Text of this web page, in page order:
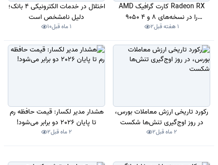
AMD کارت گرافیک Radeon RX
9050 را در نسخه‌های 8 و 4
گیگابایتی آماده می‌کند
1 هفته قبل 2
اختلال در خدمات الکترونیکی 4 بانک؛
دلیل نامشخص است
1 ماه قبل 10
رکورد تاریخی ارزش معاملات بورس،
در روز اوج‌گیری تنش‌ها شکست
2 ماه قبل 2
هشدار مدیر لکسار: قیمت حافظه رم
تا پایان 2026 دو برابر می‌شود!
2 ماه قبل 2